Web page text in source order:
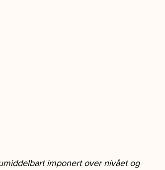
imponert over nivået og